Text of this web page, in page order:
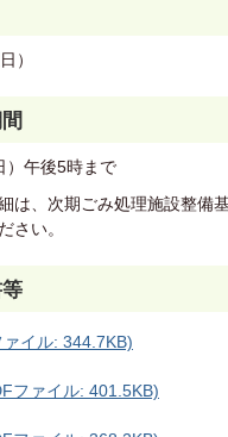
）
）午後5時まで
は、次期ごみ処理施設整備
さい。
イル: 344.7KB)
ファイル: 401.5KB)